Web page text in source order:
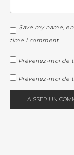
Save my name,
time I comment.
Prévenez-moi de
Prévenez-moi de